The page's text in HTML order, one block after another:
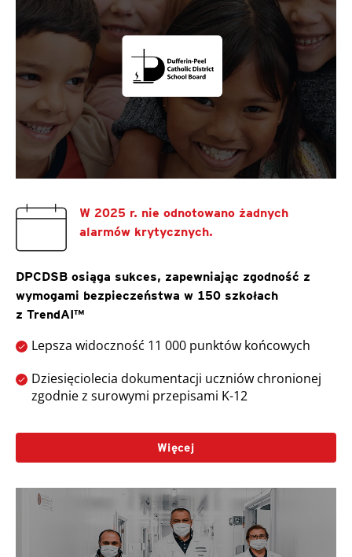
W 2025 r. nie odnotowano żadnych
alarmów krytycznych.
DPCDSB osiąga sukces, zapewniając zgodność z
wymogami bezpieczeństwa w 150 szkołach
z TrendAI™
Lepsza widoczność 11 000 punktów końcowych
Dziesięciolecia dokumentacji uczniów chronionej
zgodnie z surowymi przepisami K-12
Więcej